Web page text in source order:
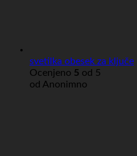
svetilka obesek za ključe
Ocenjeno 5 od 5
od Anonimno